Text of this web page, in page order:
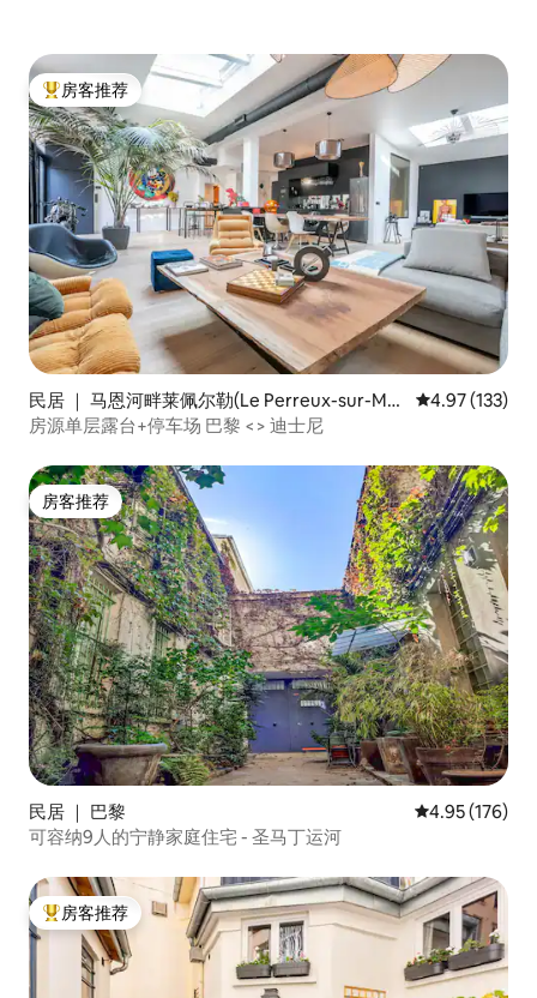
热门「房客推荐」
房客推荐
民居 ｜ 马恩河畔莱佩尔勒(Le Perreux-sur-Mar
ne)
平均评分 4.97
4.97 (133)
房源单层露台+停车场 巴黎 <> 迪士尼
房客推荐
房客推荐
民居 ｜ 巴黎 平均评分 4.95
4.95 (176)
可容纳9人的宁静家庭住宅 - 圣马丁运河
热门「房客推荐」
房客推荐